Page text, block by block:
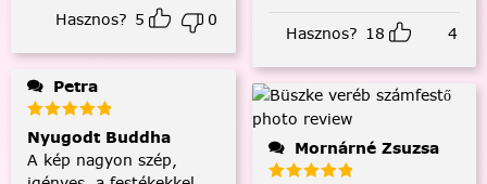
Hasznos? 5 0
Petra
Nyugodt Buddha
A kép nagyon szép,
Hasznos? 18 4
Mornárné Zsuzsa